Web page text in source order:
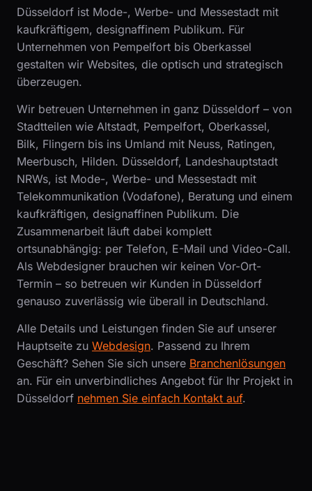
Düsseldorf ist Mode-, Werbe- und Messestadt mit
kaufkräftigem, designaffinem Publikum. Für
Unternehmen von Pempelfort bis Oberkassel
gestalten wir Websites, die optisch und strategisch
überzeugen.
Wir betreuen Unternehmen in ganz Düsseldorf – von
Stadtteilen wie Altstadt, Pempelfort, Oberkassel,
Bilk, Flingern bis ins Umland mit Neuss, Ratingen,
Meerbusch, Hilden. Düsseldorf, Landeshauptstadt
NRWs, ist Mode-, Werbe- und Messestadt mit
Telekommunikation (Vodafone), Beratung und einem
kaufkräftigen, designaffinen Publikum. Die
Zusammenarbeit läuft dabei komplett
ortsunabhängig: per Telefon, E-Mail und Video-Call.
Als Webdesigner brauchen wir keinen Vor-Ort-
Termin – so betreuen wir Kunden in Düsseldorf
genauso zuverlässig wie überall in Deutschland.
Alle Details und Leistungen finden Sie auf unserer
Hauptseite zu Webdesign. Passend zu Ihrem
Geschäft? Sehen Sie sich unsere Branchenlösungen
an. Für ein unverbindliches Angebot für Ihr Projekt in
Düsseldorf nehmen Sie einfach Kontakt auf.